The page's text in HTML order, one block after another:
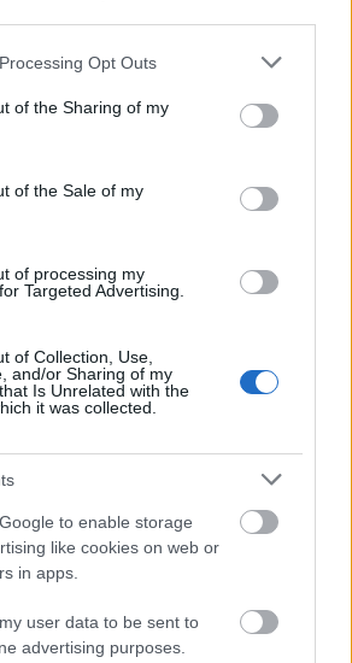
website/app uses one or more Google
or usage behaviour. You may click to
to Google and its third-party tags to
specified purposes in below Google
Opt Outs
of the Sharing of my
of the Sale of my
of processing my
Targeted Advertising.
of Collection, Use,
and/or Sharing of my
Is Unrelated with the
it was collected.
to enable storage
like cookies on web or
in apps.
user data to be sent to
advertising purposes.
fogod a szexet:
- így csináld
alig 800 forintért és
is megmented vele